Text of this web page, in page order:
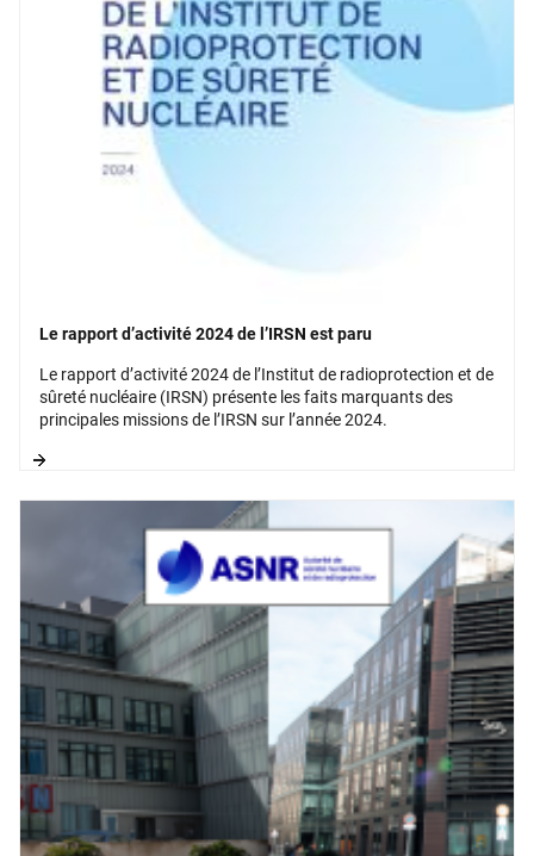
Le rapport d’activité 2024 de l’IRSN est paru
Le rapport d’activité 2024 de l’Institut de radioprotection et de
sûreté nucléaire (IRSN) présente les faits marquants des
principales missions de l’IRSN sur l’année 2024.